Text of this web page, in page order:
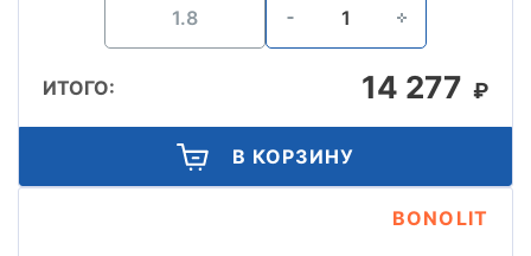
ИТОГО: 14 277 ₽
В КОРЗИНУ
BONOLIT